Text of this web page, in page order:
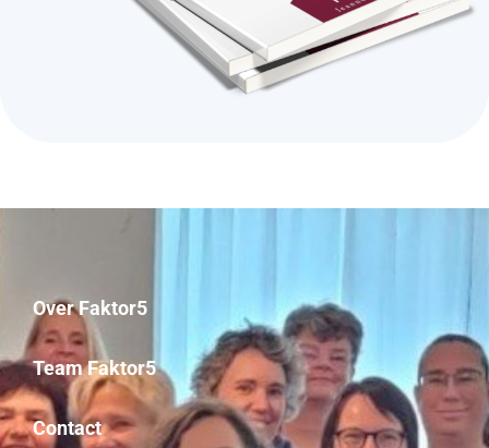
Over Faktor5
Team Faktor5
Contact